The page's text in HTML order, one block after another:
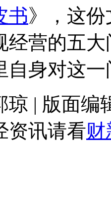
书》，这
经营的五
自身对这
琼 | 版面编
资讯请看财